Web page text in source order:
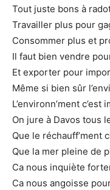
Tout juste bons à
Travailler plus pour
Consommer plus et
Il faut bien vendre
Et exporter pour
Même si bien sûr
L’environn’ment c’est
On jure à Davos tous
Que le réchauff’ment
Que la mer pleine de
Ca nous inquiète
Ca nous angoisse